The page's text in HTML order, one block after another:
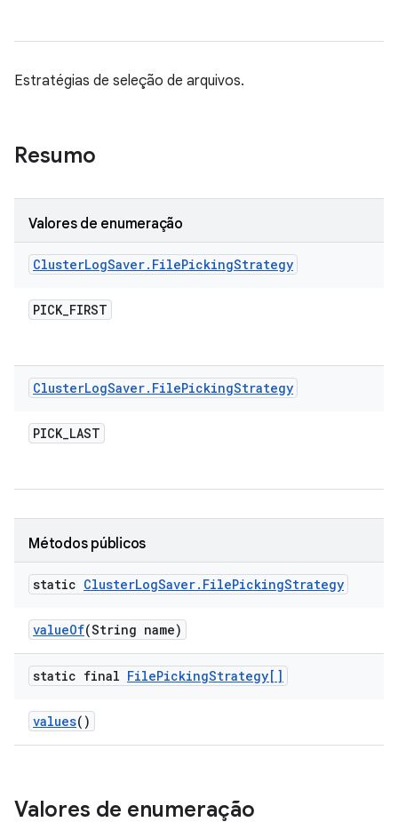
Estratégias de seleção de arquivos.
Resumo
Valores de enumeração
ClusterLogSaver. FilePickingStrategy
PICK_FIRST
ClusterLogSaver. FilePickingStrategy
PICK_LAST
Métodos públicos
static ClusterLogSaver. FilePickingStrategy
valueOf(String name)
static final FilePickingStrategy[]
values()
Valores de enumeração